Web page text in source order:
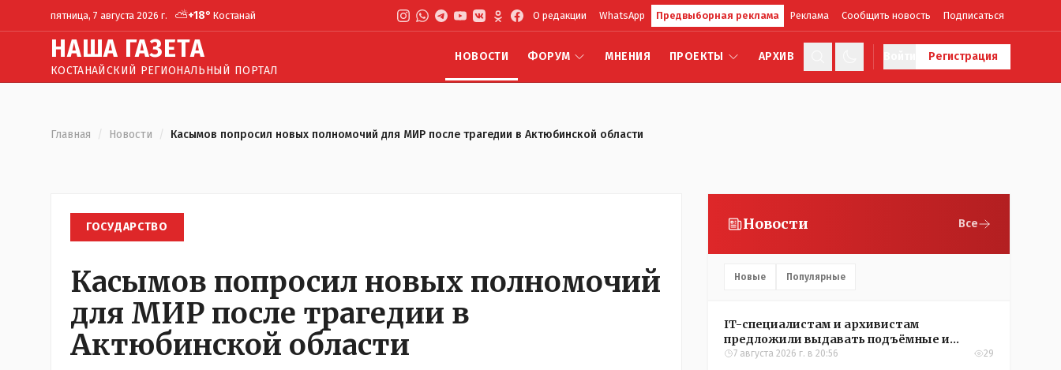
пятница, 7 августа 2026 г. ⛅+18° Костанай О редакции WhatsApp Предвыборная реклама Реклама Сообщить новость Подписаться
НАША ГАЗЕТА
КОСТАНАЙСКИЙ РЕГИОНАЛЬНЫЙ ПОРТАЛ
НОВОСТИ ФОРУМ МНЕНИЯ ПРОЕКТЫ АРХИВ Регистрация
Главная / Новости / Касымов попросил новых полномочий для МИР после трагедии в Актюбинской области
ГОСУДАРСТВО
Касымов попросил новых полномочий
для МИР после трагедии в
Актюбинской области
Новости Все
Новые Популярные
IT-специалистам и архивистам
предложили выдавать подъёмные и
кредиты на жильё в сёлах Казахстана
7 августа 2026 г. в 20:56 29